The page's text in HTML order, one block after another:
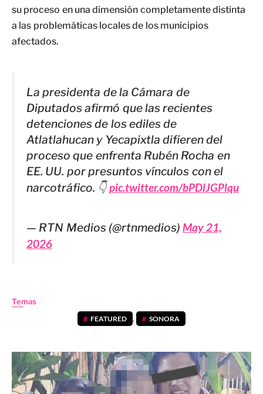
su proceso en una dimensión completamente distinta
a las problemáticas locales de los municipios
afectados.
La presidenta de la Cámara de
Diputados afirmó que las recientes
detenciones de los ediles de
Atlatlahucan y Yecapixtla difieren del
proceso que enfrenta Rubén Rocha en
EE. UU. por presuntos vínculos con el
narcotráfico. 👇pic.twitter.com/bPDlJGPlqu
— RTN Medios (@rtnmedios)May 21,
2026
Temas
FEATURED , SONORA